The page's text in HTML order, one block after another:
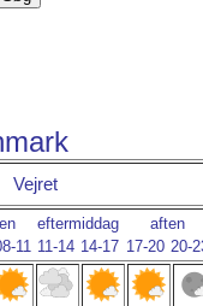
Vejret
eftermiddag
aften
11 11-14 14-17 17-20 20-